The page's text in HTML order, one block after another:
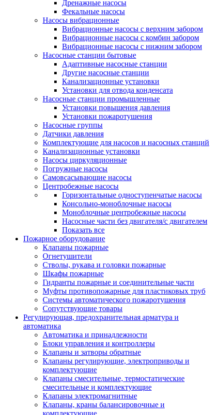
Дренажные насосы
Фекальные насосы
Насосы вибрационные
Вибрационные насосы с верхним забором
Вибрационные насосы с комбин забором
Вибрационные насосы с нижним забором
Насосные станции бытовые
Адаптивные насосные станции
Другие насосные станции
Канализационные установки
Установки для отвода конденсата
Насосные станции промышленные
Установки повышения давления
Установки пожаротушения
Насосные группы
Датчики давления
Комплектующие для насосов и насосных станций
Канализационные установки
Насосы циркуляционные
Погружные насосы
Самовсасывающие насосы
Центробежные насосы
Горизонтальные одноступенчатые насосы
Консольно-моноблочные насосы
Моноблочные центробежные насосы
Насосные части без двигателя/с двигателем
Показать все
Пожарное оборудование
Клапаны пожарные
Огнетушители
Стволы, рукава и головки пожарные
Шкафы пожарные
Гидранты пожарные и соединительные части
Муфты противопожарные для пластиковых труб
Системы автоматического пожаротушения
Сопутствующие товары
Регулирующая, предохранительная арматура и
автоматика
Автоматика и принадлежности
Блоки управления и контроллеры
Клапаны и затворы обратные
Клапаны регулирующие, электроприводы и
комплектующие
Клапаны смесительные, термостатические
смесительные и комплектующие
Клапаны электромагнитные
Клапаны, краны балансировочные и
комплектующие